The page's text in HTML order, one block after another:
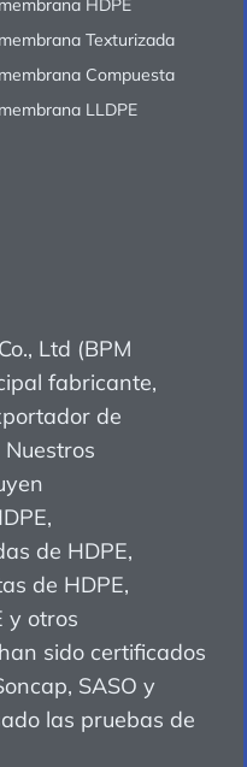
Ltd (BPM
fabricante,
de
de HDPE,
de HDPE,
y otros
sido certificados
SASO y
las pruebas de
Texturizada
Compuesta
LLDPE